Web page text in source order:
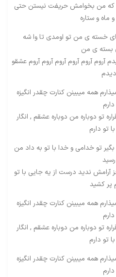
که من بخوامش حریفت نیستن حتی
ماه و ستاره
خسته ی من تو اومدی تا وا شه
ی من
آروم آروم آروم آروم آروم آروم عشقو
دیدم
میذارم همه میبینن کنارت چقدر انگیزه
دارم
تو دوباره من دوباره عشقم , انگار
با تو دارم
بگیر تو خدامی و خدا با تو به داد من
رسید
ندید درست از یه جایی با تو
پر کشید
میذارم همه میبینن کنارت چقدر انگیزه
دارم
تو دوباره من دوباره عشقم , انگار
با تو دارم
میذارم همه میبینن کنارت چقدر انگیزه
دارم